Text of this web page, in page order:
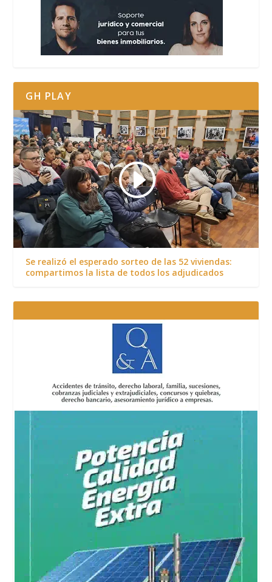
GH PLAY
Se realizó el esperado sorteo de las 52 viviendas:
compartimos la lista de todos los adjudicados